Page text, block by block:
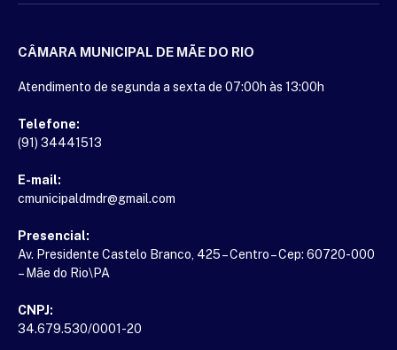
CÂMARA MUNICIPAL DE MÃE DO RIO
Atendimento de segunda a sexta de 07:00h às 13:00h
Telefone:
(91) 34441513
E-mail:
cmunicipaldmdr@gmail.com
Presencial:
Av. Presidente Castelo Branco, 425 – Centro – Cep: 60720-000
– Mãe do Rio\PA
CNPJ:
34.679.530/0001-20